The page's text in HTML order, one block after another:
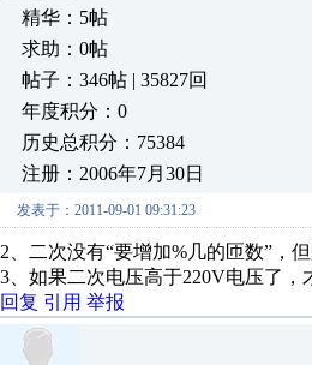
精华：5帖
求助：0帖
帖子：346帖 | 35827回
年度积分：0
历史总积分：75384
注册：2006年7月30日
发表于：2011-09-01 09:31:23
2、二次没有“要增加%几的匝数”，
3、如果二次电压高于220V电压了
回复 引用 举报